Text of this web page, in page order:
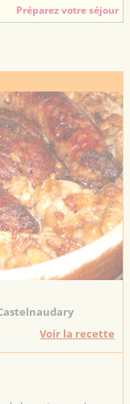
Préparez votre séjour
Voir la recette